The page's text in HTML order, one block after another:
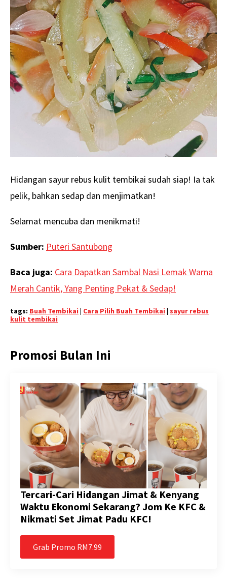
Hidangan sayur rebus kulit tembikai sudah siap! Ia tak
pelik, bahkan sedap dan menjimatkan!
Selamat mencuba dan menikmati!
Sumber: Puteri Santubong
Baca juga: Cara Dapatkan Sambal Nasi Lemak Warna
Merah Cantik, Yang Penting Pekat & Sedap!
tags: Buah Tembikai | Cara Pilih Buah Tembikai | sayur rebus
kulit tembikai
Promosi Bulan Ini
Tercari-Cari Hidangan Jimat & Kenyang
Waktu Ekonomi Sekarang? Jom Ke KFC &
Nikmati Set Jimat Padu KFC!
Grab Promo RM7.99